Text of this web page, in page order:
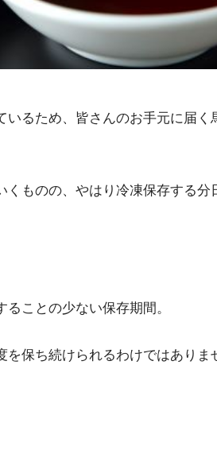
るため、皆さんのお手元に届く
ものの、やはり冷凍保存する分
ことの少ない保存期間。
保ち続けられるわけではありま